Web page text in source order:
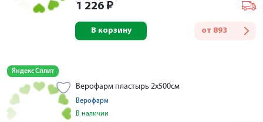
1 226 ₽
от 893
В корзину
Яндекс Сплит
Верофарм пластырь 2х500см
Верофарм
В наличии